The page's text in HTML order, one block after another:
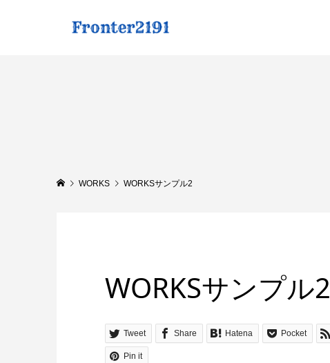
WORKS WORKSサンプル2
WORKSサンプル2
Tweet Share Hatena Pocket
Pin it